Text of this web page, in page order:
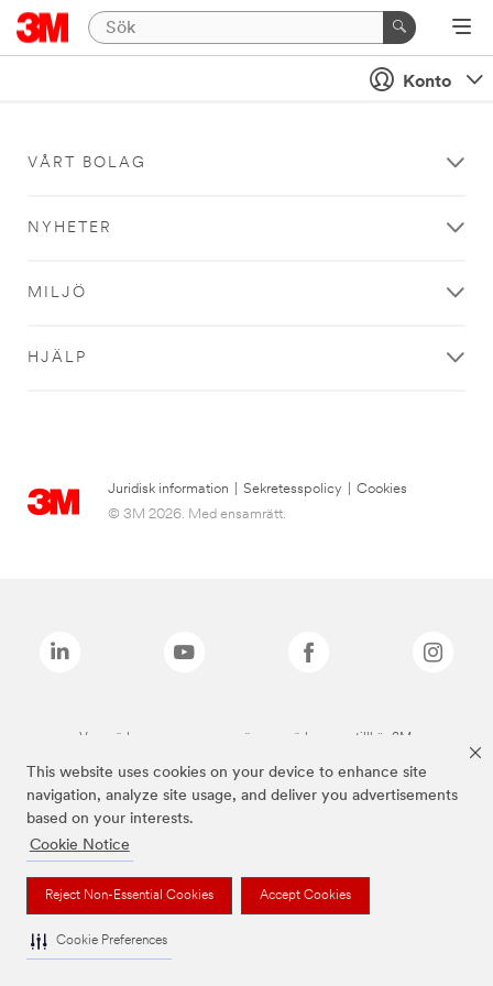
This website uses cookies on your device to enhance site
navigation, analyze site usage, and deliver you advertisements
based on your interests.
Cookie Notice
Reject Non-Essential Cookies Accept Cookies
Cookie Preferences
Konto
VÅRT BOLAG
NYHETER
MILJÖ
HJÄLP
Juridisk information Sekretesspolicy
Cookies
© 3M 2026. Med ensamrätt.
Varumärken som anges ovan är varumärken som tillhör 3M.